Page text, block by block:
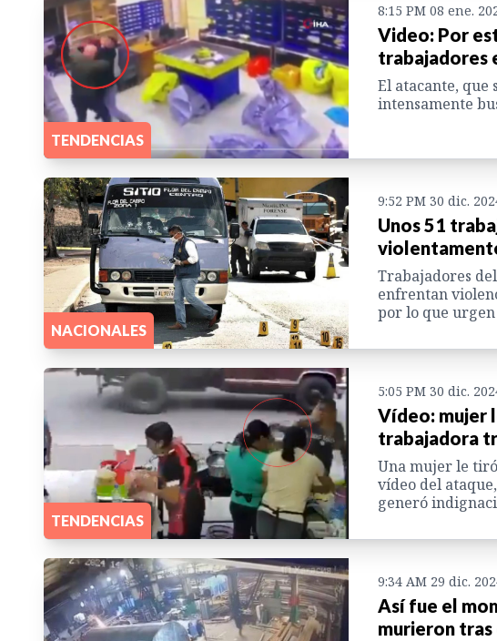
TENDENCIAS
8:15 PM 08 ene.
Video: Por
trabajadores
El atacante, que
intensamente
NACIONALES
9:52 PM 30 dic.
Unos 51
Trabajadores
enfrentan
por lo que
TENDENCIAS
5:05 PM 30 dic.
Vídeo: mujer
trabajadora
Una mujer le
vídeo del
generó
9:34 AM 29 dic.
Así fue el
murieron tras